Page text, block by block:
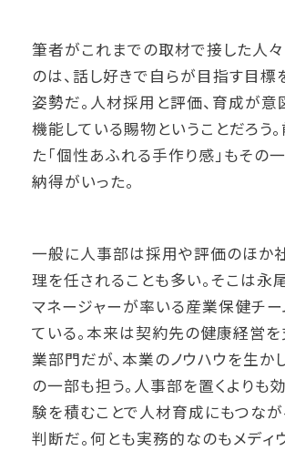
筆者がこれまでの取材で接した人
のは、話し好きで自らが目指す目標
姿勢だ。人材採用と評価、育成が意
機能している賜物ということだろう
た「個性あふれる手作り感」もその
納得がいった。
一般に人事部は採用や評価のほか
理を任されることも多い。そこは永
マネージャーが率いる産業保健チ
ている。本来は契約先の健康経営
業部門だが、本業のノウハウを生か
の一部も担う。人事部を置くよりも
験を積むことで人材育成にもつな
判断だ。何とも実務的なのもメディ